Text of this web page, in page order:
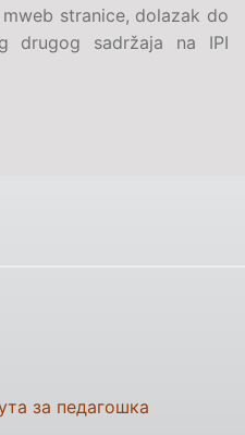
stranice, dolazak do
drugog sadržaja na IPI
за педагошка